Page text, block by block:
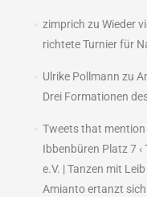
zimprich zu Wieder
richtete Turnier für
Ulrike Pollmann zu
Drei Formationen
Tweets that
Ibbenbüren Platz 7
e.V. | Tanzen mit
Amianto ertanzt